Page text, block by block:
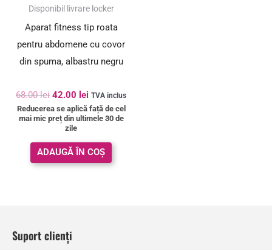
SUPER PREȚ!
Disponibil livrare locker
Aparat fitness tip roata
pentru abdomene cu covor
din spuma, albastru negru
68.00lei 42.00 lei TVA inclus
Reducerea se aplică față de cel
mai mic preț din ultimele 30 de
zile
ADAUGĂ ÎN COȘ
Suport clienți